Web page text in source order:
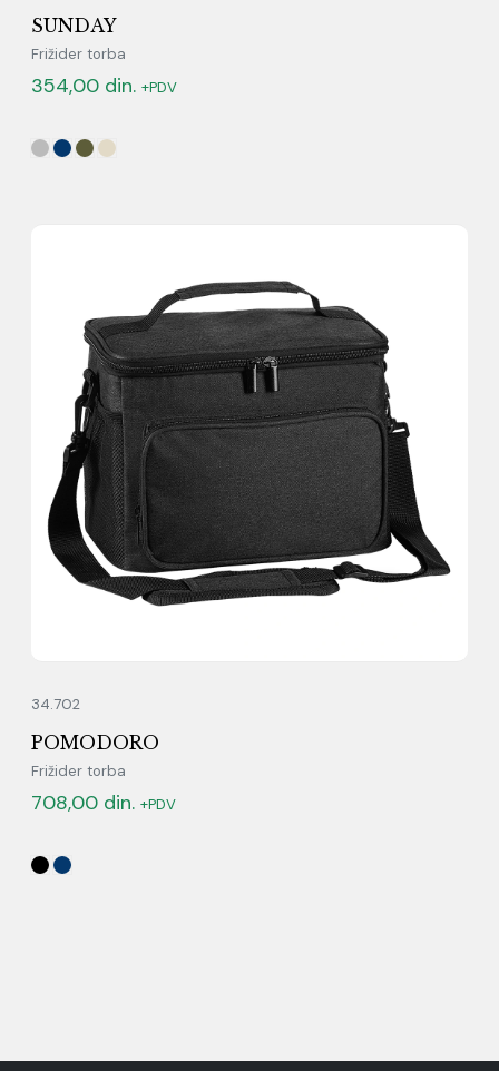
SUNDAY
Frižider torba
354,00 din. +PDV
34.702
POMODORO
Frižider torba
708,00 din. +PDV